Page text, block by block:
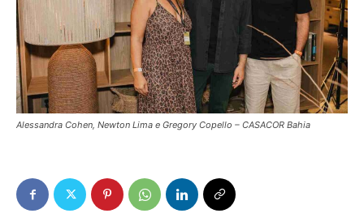
Alessandra Cohen, Newton Lima e Gregory Copello – CASACOR Bahia